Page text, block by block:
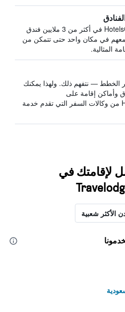
يبحث HotelsCombined في أكثر من 3 ملايين فندق
في مكان واحد حتى تتمكن من
المثالية.
الخطط — نتفهم ذلك. ولهذا يمكنك
وأماكن إقامة على
HotelsCombined من وكالات السفر التي تقدم خدمة
لإقامتك في
الأكثر شعبية